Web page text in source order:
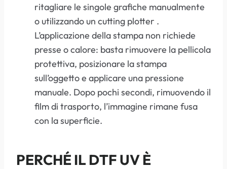
ritagliare le singole grafiche manualmente
o utilizzando un cutting plotter .
L’applicazione della stampa non richiede
presse o calore: basta rimuovere la pellicola
protettiva, posizionare la stampa
sull’oggetto e applicare una pressione
manuale. Dopo pochi secondi, rimuovendo il
film di trasporto, l’immagine rimane fusa
con la superficie.
PERCHÉ IL DTF UV È